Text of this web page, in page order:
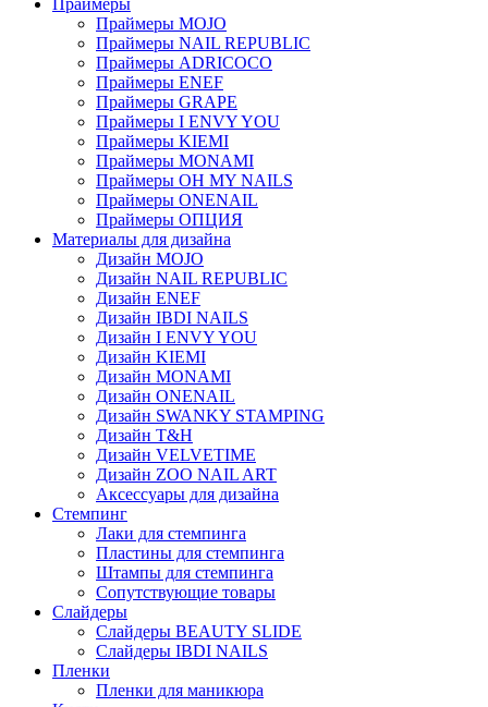
Праймеры
Праймеры MOJO
Праймеры NAIL REPUBLIC
Праймеры ADRICOCO
Праймеры ENEF
Праймеры GRAPE
Праймеры I ENVY YOU
Праймеры KIEMI
Праймеры MONAMI
Праймеры OH MY NAILS
Праймеры ONENAIL
Праймеры ОПЦИЯ
Материалы для дизайна
Дизайн MOJO
Дизайн NAIL REPUBLIC
Дизайн ENEF
Дизайн IBDI NAILS
Дизайн I ENVY YOU
Дизайн KIEMI
Дизайн MONAMI
Дизайн ONENAIL
Дизайн SWANKY STAMPING
Дизайн T&H
Дизайн VELVETIME
Дизайн ZOO NAIL ART
Аксессуары для дизайна
Стемпинг
Лаки для стемпинга
Пластины для стемпинга
Штампы для стемпинга
Сопутствующие товары
Слайдеры
Слайдеры BEAUTY SLIDE
Слайдеры IBDI NAILS
Пленки
Пленки для маникюра